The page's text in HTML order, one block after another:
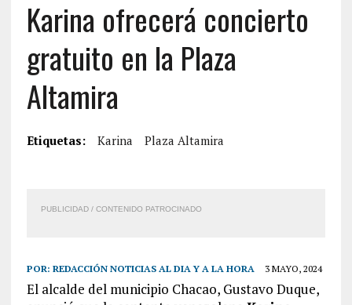
Karina ofrecerá concierto
gratuito en la Plaza
Altamira
Etiquetas: Karina Plaza Altamira
PUBLICIDAD / CONTENIDO PATROCINADO
POR: REDACCIÓN NOTICIAS AL DIA Y A LA HORA 3 MAYO, 2024
El alcalde del municipio Chacao, Gustavo Duque,